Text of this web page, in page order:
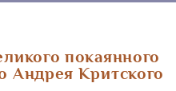
покаянного
Андрея Критского